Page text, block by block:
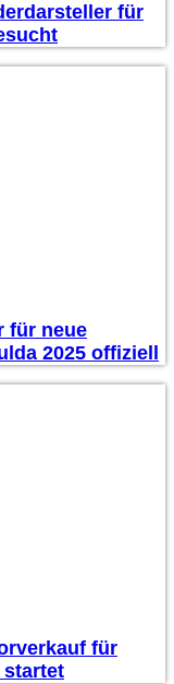
für
für neue
2025 offiziell
für
startet